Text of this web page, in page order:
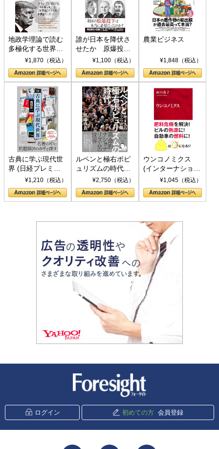
地政学理論で読む
多極化する世界：
トランプとBRICS
の挑戦
¥1,870（税込）
誰が日本を降伏さ
せたか 原爆投
下、ソ連参戦、そ
して聖断 (PHP新
書)
¥1,100（税込）
農業ビジネス
¥1,848（税込）
古典に学ぶ現代世
界 (日経プレミア
シリーズ)¥1,210（税込）
ルペンと極右ポピ
ュリズムの時代：
〈ヤヌス〉の二つ
の顔
¥2,750（税込）
ウンコノミクス
(インターナショナ
ル新書)¥1,045（税込）
ログイン 初めての方 会員登録